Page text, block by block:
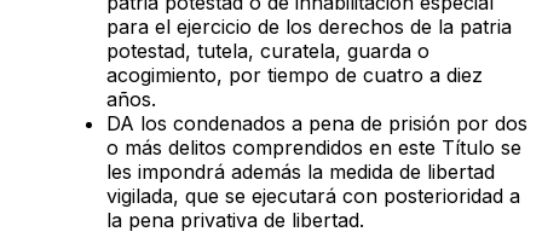
para el ejercicio de los derechos de la patria
potestad, tutela, curatela, guarda o
acogimiento, por tiempo de cuatro a diez
años.
DA los condenados a pena de prisión por dos
o más delitos comprendidos en este Título se
les impondrá además la medida de libertad
vigilada, que se ejecutará con posterioridad a
la pena privativa de libertad.